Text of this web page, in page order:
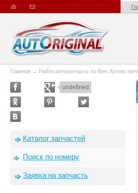
Главная → Найти автозапчасть по Вин. Куплю
undefined
Каталог запчастей
Поиск по номеру
Заявка на запчасть